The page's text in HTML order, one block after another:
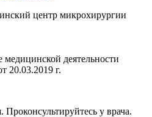
центр микрохирургии
деятельности
20.03.2019 г.
у врача.